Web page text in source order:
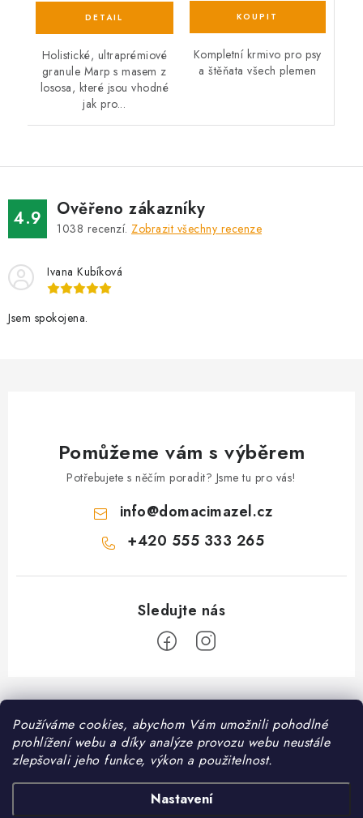
Používáme cookies, abychom Vám umožnili pohodlné
prohlížení webu a díky analýze provozu webu neustále
zlepšovali jeho funkce, výkon a použitelnost.
Nastavení
Holistické, ultraprémiové
granule Marp s masem z
lososa, které jsou vhodné
jak pro...
Kompletní krmivo pro psy
a štěňata všech plemen
4.9 Ověřeno zákazníky
1038 recenzí. Zobrazit všechny recenze
Ivana Kubíková
Jsem spokojena.
Pomůžeme vám s výběrem
Potřebujete s něčím poradit? Jsme tu pro vás!
info@domacimazel.cz
+420 555 333 265
Z
á
Informace pro vás
Kontakt
Možnosti dopravy
❤️ Oblíbené kategorie